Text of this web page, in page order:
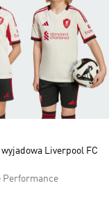
Liverpool FC
Performance